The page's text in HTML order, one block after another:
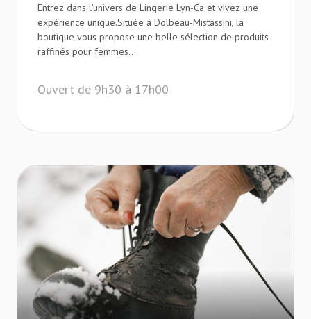
Entrez dans l’univers de Lingerie Lyn-Ca et vivez une
expérience unique.Située à Dolbeau-Mistassini, la
boutique vous propose une belle sélection de produits
raffinés pour femmes...
Ouvert de 9h30 à 17h00